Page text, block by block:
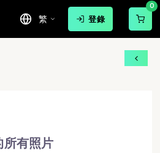
繁 登錄
0
所有照片